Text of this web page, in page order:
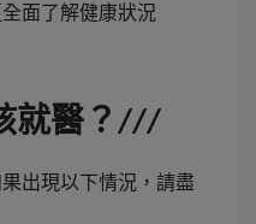
面了解健康狀況
就醫？ ///
出現以下情況，請盡